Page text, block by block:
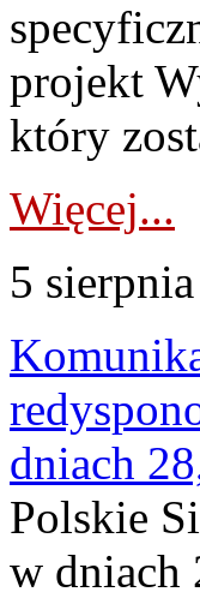
projekt
który
Więcej...
5
dniach
Polskie
w dniach